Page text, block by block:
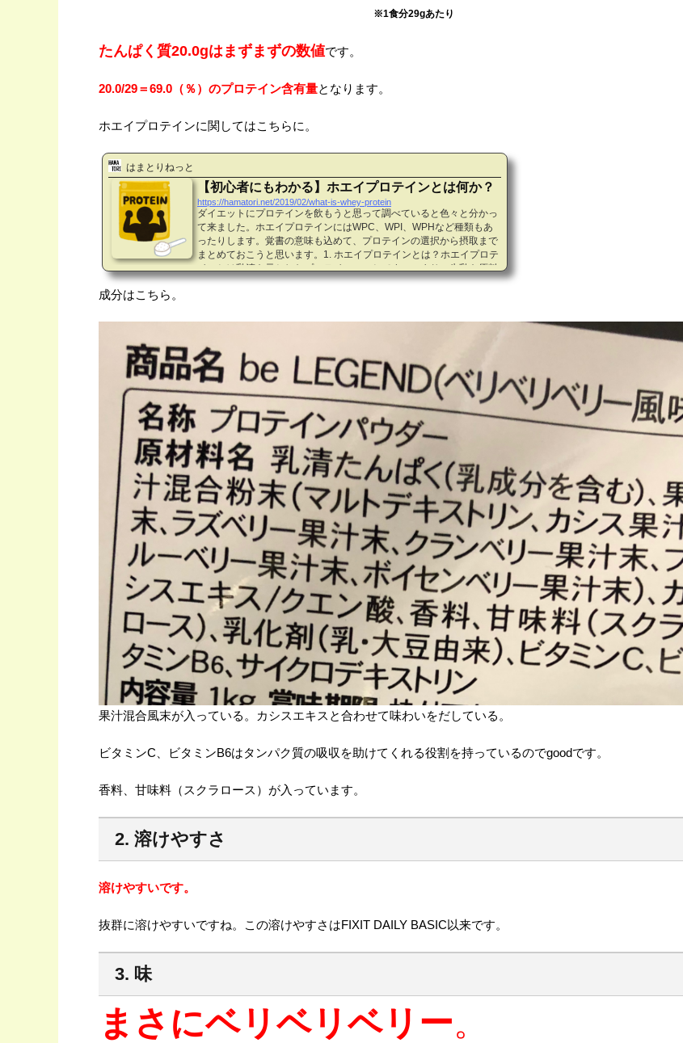
※1食分29gあたり
たんぱく質20.0gはまずまずの数値です。
20.0/29＝69.0（％）のプロテイン含有量となります。
ホエイプロテインに関してはこちらに。
はまとりねっと
【初心者にもわかる】ホエイプロテインとは何か？
https://hamatori.net/2019/02/what-is-whey-protein
ダイエットにプロテインを飲もうと思って調べていると色々と分かっ
て来ました。ホエイプロテインにはWPC、WPI、WPHなど種類もあ
ったりします。覚書の意味も込めて、プロテインの選択から摂取まで
まとめておこうと思います。1. ホエイプロテインとは？ホエイプロテ
インとは乳清を元としたプロテインのことです。つまり、牛乳を原料
としたプロテインです。乳清というのはホエイ蛋白と言います。ホエ
イプ...
成分はこちら。
果汁混合風末が入っている。カシスエキスと合わせて味わいをだしている。
ビタミンC、ビタミンB6はタンパク質の吸収を助けてくれる役割を持っているのでgoodです。
香料、甘味料（スクラロース）が入っています。
2. 溶けやすさ
溶けやすいです。
抜群に溶けやすいですね。この溶けやすさはFIXIT DAILY BASIC以来です。
3. 味
まさにベリベリベリー。